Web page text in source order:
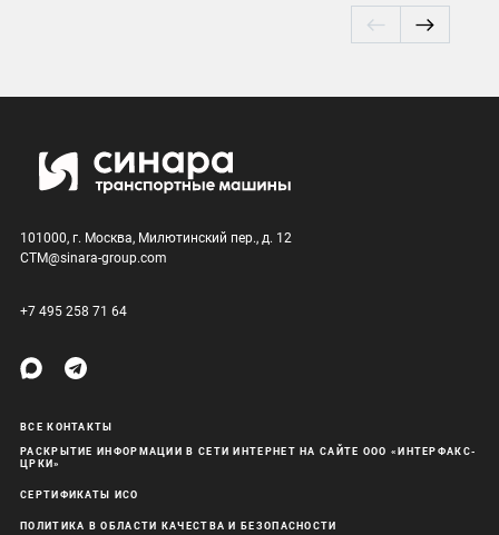
101000, г. Москва, Милютинский пер., д. 12
CTM@sinara-group.com
+7 495 258 71 64
ВСЕ КОНТАКТЫ
РАСКРЫТИЕ ИНФОРМАЦИИ В СЕТИ ИНТЕРНЕТ НА САЙТЕ ООО «ИНТЕРФАКС-
ЦРКИ»
СЕРТИФИКАТЫ ИСО
ПОЛИТИКА В ОБЛАСТИ КАЧЕСТВА И БЕЗОПАСНОСТИ